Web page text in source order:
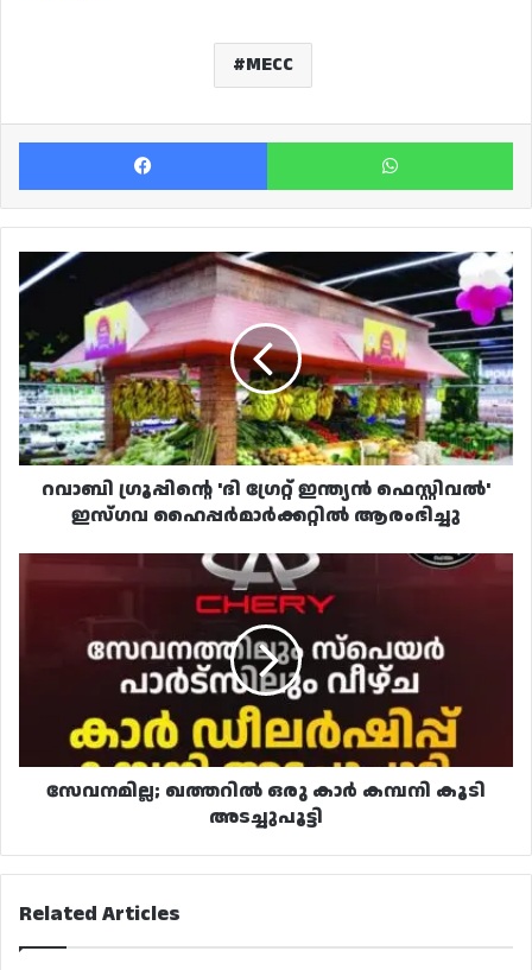
MECC
Facebook
റവാബി
ഗ്രൂപ്പിന്റെ
ഗ്രേറ്റ്
ഇന്ത്യൻ
ഫെസ്റ്റിവൽ'
ഇസ്‌ഗവ
ഹൈപ്പർമാർക്കറ്റിൽ
ആരംഭിച്ചു
റവാബി ഗ്രൂപ്പിന്റെ 'ദി ഗ്രേറ്റ് ഇന്ത്യൻ ഫെസ്റ്റിവൽ'
ഇസ്‌ഗവ ഹൈപ്പർമാർക്കറ്റിൽ ആരംഭിച്ചു
അടച്ചുപൂട്ടി
സേവനമില്ല; ഖത്തറിൽ ഒരു കാർ കമ്പനി കൂടി
അടച്ചുപൂട്ടി
Related Articles